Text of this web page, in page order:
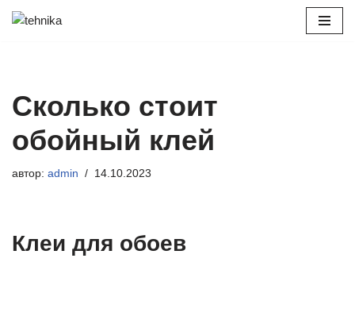
Сколько стоит
обойный клей
автор: admin 14.10.2023
Клеи для обоев